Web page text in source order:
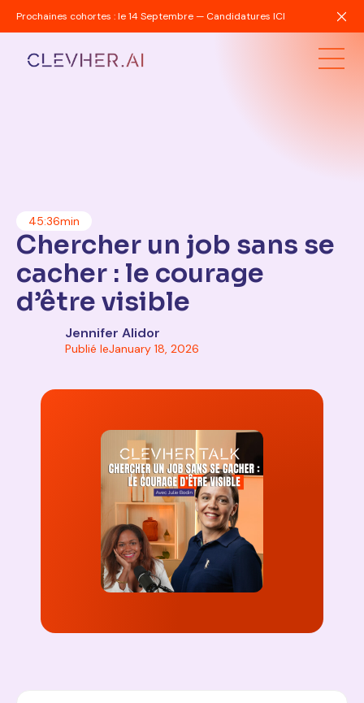
Prochaines cohortes : le 14 Septembre — Candidatures ICI
45:36min
Chercher un job sans se
cacher : le courage
d’être visible
Jennifer Alidor
Publié leJanuary 18, 2026